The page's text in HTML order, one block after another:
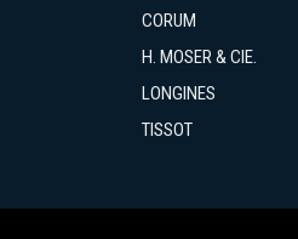
CORUM
H. MOSER & CIE.
LONGINES
TISSOT